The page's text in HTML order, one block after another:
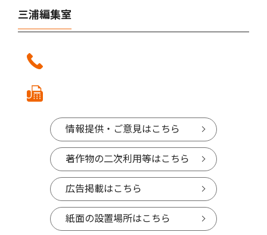
三浦編集室
情報提供・ご意見はこちら
著作物の二次利用等はこちら
広告掲載はこちら
紙面の設置場所はこちら